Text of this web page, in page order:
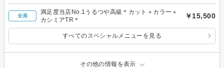
全員
満足度当店No.1うるつや高級＊カット＋カラー＋
カシミアTR＊
￥15,500
すべてのスペシャルメニューを見る
その他の情報を表示